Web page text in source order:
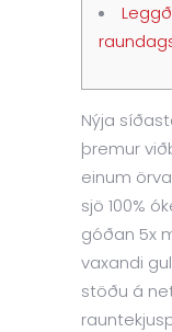
Nýja
þremur
einum
sjö 100%
góðan 5x
vaxandi
stöðu á